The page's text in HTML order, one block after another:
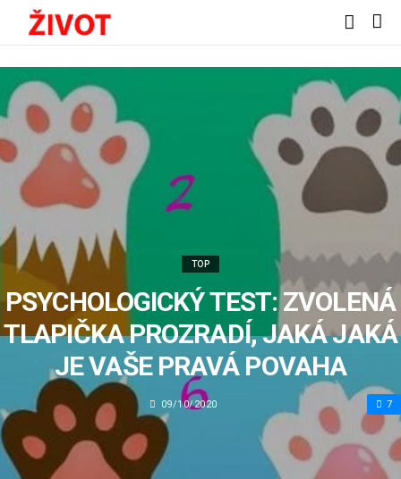
TOP
PSYCHOLOGICKÝ TEST: ZVOLENÁ
TLAPIČKA PROZRADÍ, JAKÁ JAKÁ
JE VAŠE PRAVÁ POVAHA
09/10/2020 7